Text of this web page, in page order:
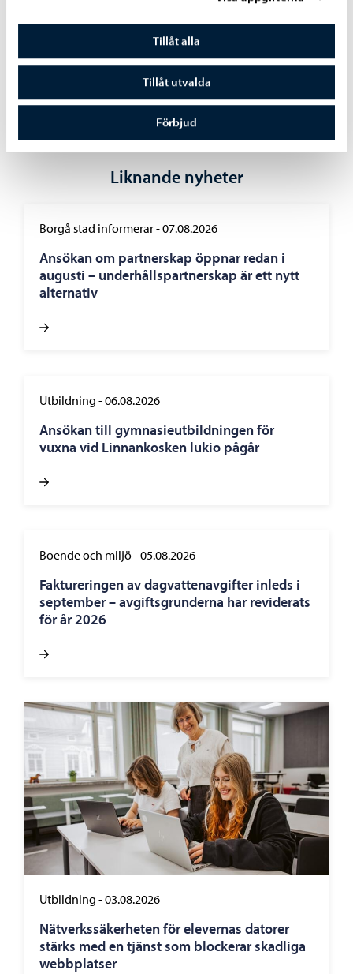
Tillåt alla
Tillåt utvalda
Förbjud
utfall följs upp i delårsrapporten från och med hösten
2024.
Dela på FacebookDela på LinkedInDela på WhatsApp
Liknande nyheter
Borgå stad informerar-07.08.2026
Ansökan om partnerskap öppnar redan i
augusti – underhållspartnerskap är ett nytt
alternativ
Utbildning -06.08.2026
Ansökan till gymnasieutbildningen för
vuxna vid Linnankosken lukio pågår
Boende och miljö-05.08.2026
Faktureringen av dagvattenavgifter inleds i
september – avgiftsgrunderna har reviderats
för år 2026
Utbildning -03.08.2026
Nätverkssäkerheten för elevernas datorer
stärks med en tjänst som blockerar skadliga
webbplatser